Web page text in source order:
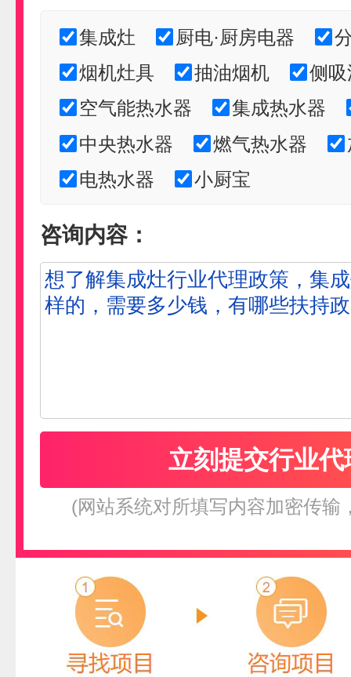
集成灶 厨电·厨房电器
烟机灶具
抽油烟机
侧
空气能热水器
集成热水器
中央热水器
燃气热水器
电热水器
小厨宝
咨询内容：
(网站系统对所填写内容加密传输